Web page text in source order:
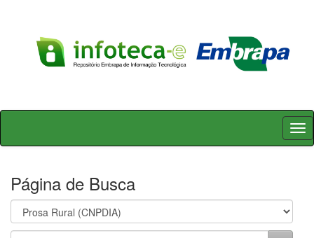
Skip
Página de Busca